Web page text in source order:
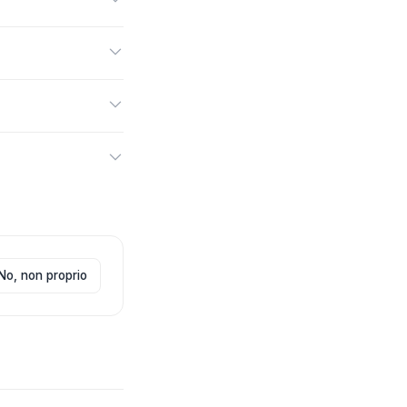
No, non proprio